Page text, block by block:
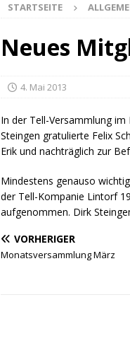
STARTSEITE
Neues
4. Mai 2013
In der Tell-Versammlung
Steingen gratulierte Felix
Erik und nachträglich zur
Mindestens genauso
der Tell-Kompanie Lintorf
aufgenommen. Dirk
VORHERIGER
Monatsversammlung März